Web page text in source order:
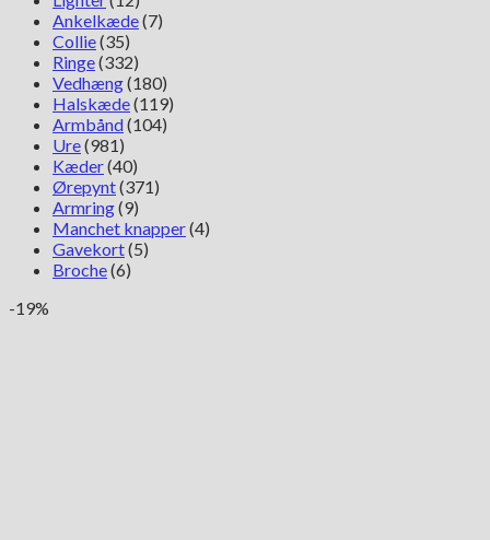
Ankelkæde(7)
Collie(35)
Ringe(332)
Vedhæng(180)
Halskæde(119)
Armbånd(104)
Ure(981)
Kæder(40)
Ørepynt(371)
Armring(9)
Manchet knapper(4)
Gavekort(5)
Broche(6)
-19%